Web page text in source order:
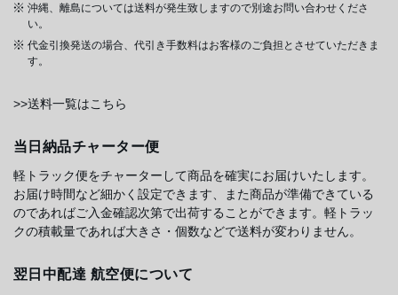
沖縄、離島については送料が発生致しますので別途お問い合わせくださ
い。
代金引換発送の場合、代引き手数料はお客様のご負担とさせていただきま
す。
>>送料一覧はこちら
当日納品チャーター便
軽トラック便をチャーターして商品を確実にお届けいたします。
お届け時間など細かく設定できます、また商品が準備できている
のであればご入金確認次第で出荷することができます。軽トラッ
クの積載量であれば大きさ・個数などで送料が変わりません。
翌日中配達 航空便について